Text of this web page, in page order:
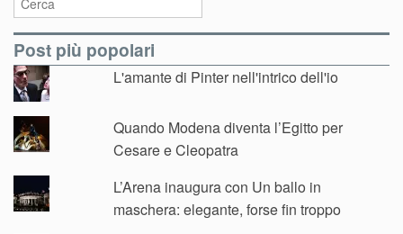
Post più popolari
L'amante di Pinter nell'intrico dell'io
Quando Modena diventa l’Egitto per
Cesare e Cleopatra
L’Arena inaugura con Un ballo in
maschera: elegante, forse fin troppo